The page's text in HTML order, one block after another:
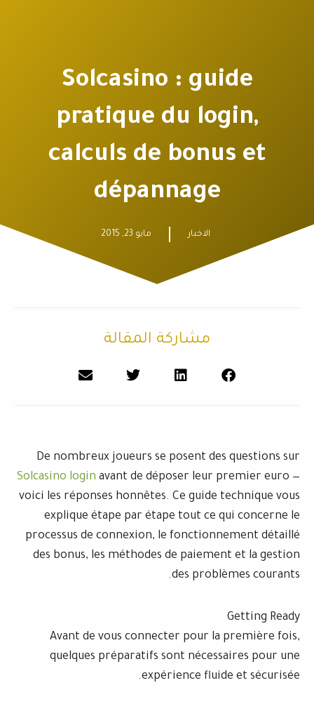
Solcasino :
pratique du
calculs de
dépannage
الاخبار
مشاركة المقالة
De nombreux joueurs se posent
Solcasino loginavant de déposer leur
voici les réponses honnêtes. Ce guide
explique étape par étape tout ce
processus de connexion, le
des bonus, les méthodes de
des
Avant de vous connecter pour la
quelques préparatifs sont
expérience